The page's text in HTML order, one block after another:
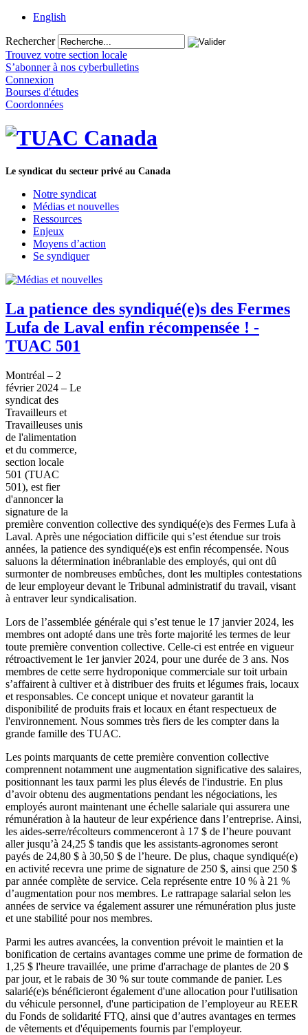
English
Rechercher
Trouvez votre section locale
S’abonner à nos cyberbulletins
Connexion
Bourses d'études
Coordonnées
Le syndicat du secteur privé au Canada
Notre syndicat
Médias et nouvelles
Ressources
Enjeux
Moyens d’action
Se syndiquer
La patience des syndiqué(e)s des Fermes
Lufa de Laval enfin récompensée ! -
TUAC 501
Montréal – 2
février 2024 – Le
syndicat des
Travailleurs et
Travailleuses unis
de l'alimentation
et du commerce,
section locale
501 (TUAC
501), est fier
d'annoncer la
signature de la
première convention collective des syndiqué(e)s des Fermes Lufa à
Laval. Après une négociation difficile qui s’est étendue sur trois
années, la patience des syndiqué(e)s est enfin récompensée. Nous
saluons la détermination inébranlable des employés, qui ont dû
surmonter de nombreuses embûches, dont les multiples contestations
de leur employeur devant le Tribunal administratif du travail, visant
à entraver leur syndicalisation.
Lors de l’assemblée générale qui s’est tenue le 17 janvier 2024, les
membres ont adopté dans une très forte majorité les termes de leur
toute première convention collective. Celle-ci est entrée en vigueur
rétroactivement le 1er janvier 2024, pour une durée de 3 ans. Nos
membres de cette serre hydroponique commerciale sur toit urbain
s’affairent à cultiver et à distribuer des fruits et légumes frais, locaux
et responsables. Ce concept unique et novateur garantit la
disponibilité de produits frais et locaux en étant respectueux de
l'environnement. Nous sommes très fiers de les compter dans la
grande famille des TUAC.
Les points marquants de cette première convention collective
comprennent notamment une augmentation significative des salaires,
positionnant les taux parmi les plus élevés de l'industrie. En plus
d’avoir obtenu des augmentations pendant les négociations, les
employés auront maintenant une échelle salariale qui assurera une
rémunération à la hauteur de leur expérience dans l’entreprise. Ainsi,
les aides-serre/récolteurs commenceront à 17 $ de l’heure pouvant
aller jusqu’à 24,25 $ tandis que les assistants-agronomes seront
payés de 24,80 $ à 30,50 $ de l’heure. De plus, chaque syndiqué(e)
en activité recevra une prime de signature de 250 $, ainsi que 250 $
par année complète de service. Cela représente entre 10 % à 21 %
d’augmentation pour nos membres. Le rattrapage salarial selon les
années de service va également assurer une rémunération plus juste
et une stabilité pour nos membres.
Parmi les autres avancées, la convention prévoit le maintien et la
bonification de certains avantages comme une prime de formation de
1,25 $ l'heure travaillée, une prime d'arrachage de plantes de 20 $
par jour, et le rabais de 30 % sur toute commande de panier. Les
salarié(e)s bénéficieront également d'une allocation pour l'utilisation
du véhicule personnel, d'une participation de l’employeur au REER
du Fonds de solidarité FTQ, ainsi que d’autres avantages en termes
de vêtements et d'équipements fournis par l'employeur.